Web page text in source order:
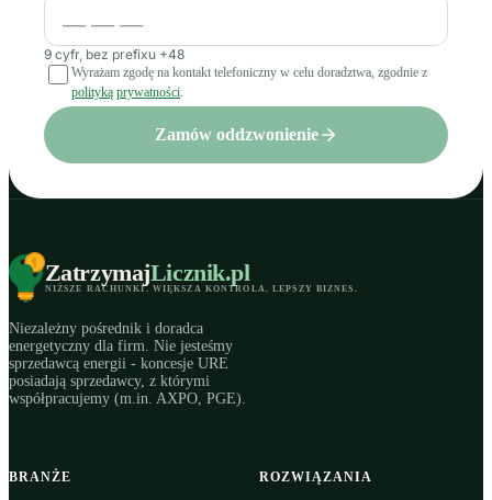
9 cyfr, bez prefixu +48
Wyrażam zgodę na kontakt telefoniczny w celu doradztwa, zgodnie z
polityką prywatności.
Zamów oddzwonienie
ZatrzymajLicznik.pl
NIŻSZE RACHUNKI. WIĘKSZA KONTROLA. LEPSZY BIZNES .
Niezależny pośrednik i doradca
energetyczny dla firm. Nie jesteśmy
sprzedawcą energii - koncesje URE
posiadają sprzedawcy, z którymi
współpracujemy (m.in. AXPO, PGE).
BRANŻE ROZWIĄZANIA